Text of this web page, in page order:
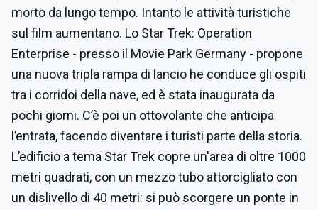
morto da lungo tempo. Intanto le attività turistiche
sul film aumentano. Lo Star Trek: Operation
Enterprise - presso il Movie Park Germany - propone
una nuova tripla rampa di lancio he conduce gli ospiti
tra i corridoi della nave, ed è stata inaugurata da
pochi giorni. C’è poi un ottovolante che anticipa
l’entrata, facendo diventare i turisti parte della storia.
L’edificio a tema Star Trek copre un'area di oltre 1000
metri quadrati, con un mezzo tubo attorcigliato con
un dislivello di 40 metri: si può scorgere un ponte in